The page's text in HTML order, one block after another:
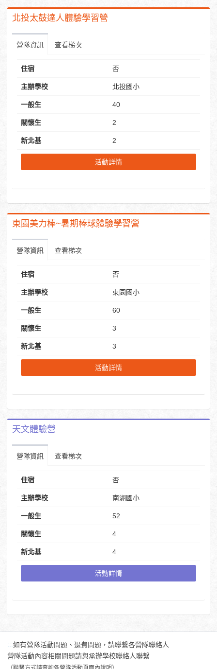
北投太鼓達人體驗學習營
營隊資訊 查看梯次
住宿 否
主辦學校 北投國小
一般生 40
關懷生 2
新北基 2
活動詳情
東園美力棒~暑期棒球體驗學習營
營隊資訊 查看梯次
住宿 否
主辦學校 東園國小
一般生 60
關懷生 3
新北基 3
活動詳情
天文體驗營
營隊資訊 查看梯次
住宿 否
主辦學校 南湖國小
一般生 52
關懷生 4
新北基 4
活動詳情
:::如有營隊活動問題、退費問題，請聯繫各營隊聯絡人
營隊活動內容相關問題請與承辦學校聯絡人聯繫
（聯繫方式請查詢各營隊活動頁面內說明）